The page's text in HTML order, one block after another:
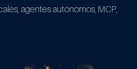
agentes autónomos, MCP,